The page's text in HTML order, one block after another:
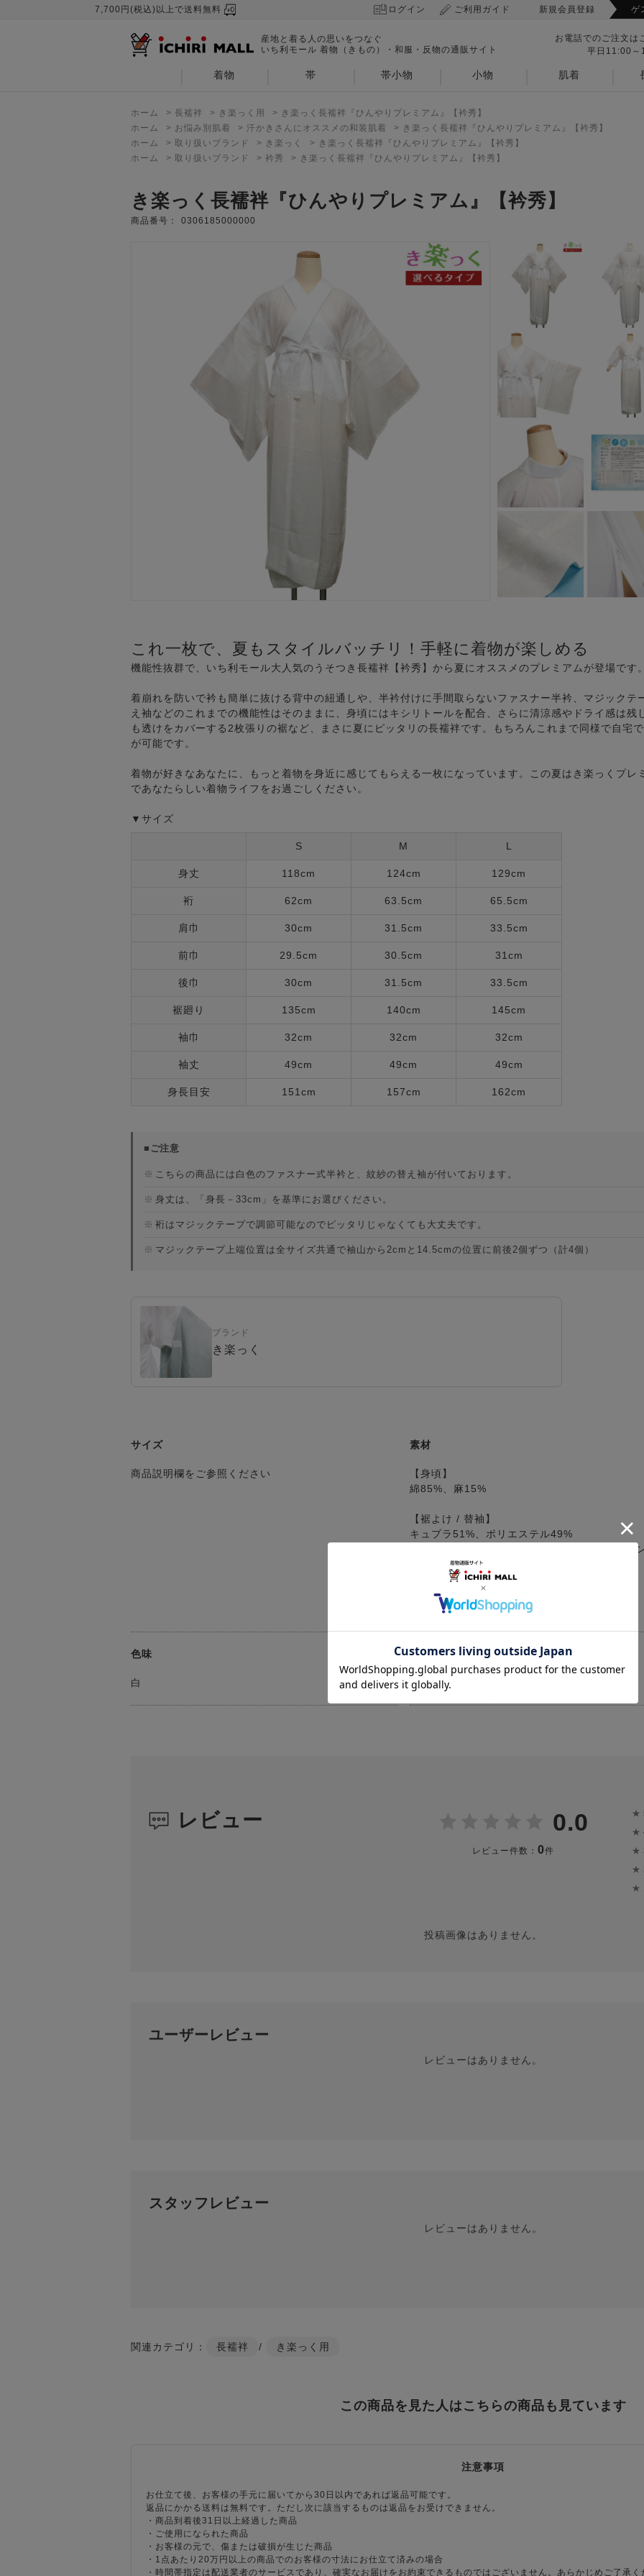
7,700円(税込)以上で送料無料 ログイン ご利用ガイド 新規会員登録 ゲ
産地と着る人の思いをつなぐ
いち利モール 着物（きもの）・和服・反物の通販サイト
お電話でのご注文は
平日11:00～
着物 帯 帯小物 小物 肌着
ホーム > 長襦袢 > き楽っく用 > き楽っく長襦袢『ひんやりプレミアム』【衿秀】
ホーム
> お悩み別肌着 > 汗かきさんにオススメの和装肌着 > き楽っく長襦袢『ひんやりプレミアム』【衿秀】
ホーム
> 取り扱いブランド > き楽っく > き楽っく長襦袢『ひんやりプレミアム』【衿秀】
ホーム
> 取り扱いブランド > 衿秀 > き楽っく長襦袢『ひんやりプレミアム』【衿秀】
き楽っく長襦袢『ひんやりプレミアム』【衿秀】
商品番号： 0306185000000
これ一枚で、夏もスタイルバッチリ！手軽に着物が楽しめる
機能性抜群で、いち利モール大人気のうそつき長襦袢【衿秀】から夏にオススメのプレミアムが登場です
着崩れを防いで衿も簡単に抜ける背中の紐通しや、半衿付けに手間取らないファスナー半衿、マジックテ
え袖などのこれまでの機能性はそのままに、身頃にはキシリトールを配合、さらに清涼感やドライ感は残
も透けをカバーする2枚張りの裾など、まさに夏にピッタリの長襦袢です。もちろんこれまで同様で自宅
が可能です。
着物が好きなあなたに、もっと着物を身近に感じてもらえる一枚になっています。この夏はき楽っくプレ
であなたらしい着物ライフをお過ごしください。
▼サイズ
S M L
身丈 118cm 124cm 129cm
裄 62cm 63.5cm 65.5cm
肩巾 30cm 31.5cm 33.5cm
前巾 29.5cm 30.5cm 31cm
後巾 30cm 31.5cm 33.5cm
裾廻り 135cm 140cm 145cm
袖巾 32cm 32cm 32cm
袖丈 49cm 49cm 49cm
身長目安 151cm 157cm 162cm
■ご注意
※ こちらの商品には白色のファスナー式半衿と、紋紗の替え袖が付いております。
※ 身丈は、「身長－33cm」を基準にお選びください。
※ 裄はマジックテープで調節可能なのでピッタリじゃなくても大丈夫です。
※ マジックテープ上端位置は全サイズ共通で袖山から2cmと14.5cmの位置に前後2個ずつ（計4個）
ブランド
き楽っく
サイズ
商品説明欄をご参照ください
素材
【身頃】
綿85%、麻15%
【裾よけ / 替袖】
キュプラ51%、ポリエステル49%
※リニューアルに伴い、キュプラが順次レーヨ
り替わります。
【替衿（絽）】
ポリエステル100%
色味
白
発送予定
決済確認日より3～5日
レビュー 0.0
レビュー件数： 0件
★
★
★
★
★
投稿画像はありません。
ユーザーレビュー
レビューはありません。
スタッフレビュー
レビューはありません。
関連カテゴリ： 長襦袢 / き楽っく用
この商品を見た人はこちらの商品も見ています
注意事項
お仕立て後、お客様の手元に届いてから30日以内であれば返品可能です。
返品にかかる送料は無料です。ただし次に該当するものは返品をお受けできません。
・商品到着後31日以上経過した商品
・ご使用になられた商品
・お客様の元で、傷または破損が生じた商品
・1点あたり20万円以上の商品でのお客様の寸法にお仕立て済みの場合
・時間帯指定は配送業者のサービスであり、確実なお届けをお約束できるものではございません。あらかじめご了承く